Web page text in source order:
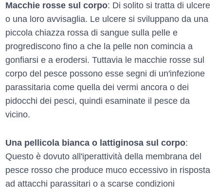
Macchie rosse sul corpo: Di solito si tratta di ulcere
o una loro avvisaglia. Le ulcere si sviluppano da una
piccola chiazza rossa di sangue sulla pelle e
progrediscono fino a che la pelle non comincia a
gonfiarsi e a erodersi. Tuttavia le macchie rosse sul
corpo del pesce possono esse segni di un'infezione
parassitaria come quella dei vermi ancora o dei
pidocchi dei pesci, quindi esaminate il pesce da
vicino.
Una pellicola bianca o lattiginosa sul corpo:
Questo è dovuto all'iperattività della membrana del
pesce rosso che produce muco eccessivo in risposta
ad attacchi parassitari o a scarse condizioni